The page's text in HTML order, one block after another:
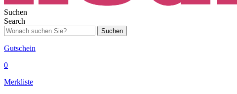
Suchen
Search
Suchen
Gutschein
0
Merkliste